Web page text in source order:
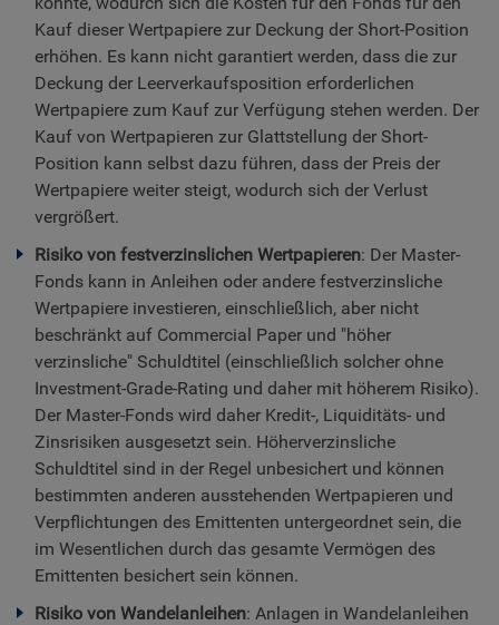
Kauf dieser Wertpapiere zur Deckung der Short-Position
erhöhen. Es kann nicht garantiert werden, dass die zur
Deckung der Leerverkaufsposition erforderlichen
Wertpapiere zum Kauf zur Verfügung stehen werden. Der
Kauf von Wertpapieren zur Glattstellung der Short-
Position kann selbst dazu führen, dass der Preis der
Wertpapiere weiter steigt, wodurch sich der Verlust
vergrößert.
Risiko von festverzinslichen Wertpapieren: Der Master-
Fonds kann in Anleihen oder andere festverzinsliche
Wertpapiere investieren, einschließlich, aber nicht
beschränkt auf Commercial Paper und "höher
verzinsliche" Schuldtitel (einschließlich solcher ohne
Investment-Grade-Rating und daher mit höherem Risiko).
Der Master-Fonds wird daher Kredit-, Liquiditäts- und
Zinsrisiken ausgesetzt sein. Höherverzinsliche
Schuldtitel sind in der Regel unbesichert und können
bestimmten anderen ausstehenden Wertpapieren und
Verpflichtungen des Emittenten untergeordnet sein, die
im Wesentlichen durch das gesamte Vermögen des
Emittenten besichert sein können.
Risiko von Wandelanleihen: Anlagen in Wandelanleihen